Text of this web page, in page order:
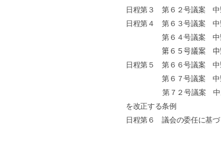
日程第３ 第６２号議案 中
日程第４ 第６３号議案 中
第６４号議案 中野区
第６５号議案 中
日程第５ 第６６号議案 中
第６７号議案 中野区乳
第７２号議案 中野区立
を改正する条例
日程第６ 議会の委任に基